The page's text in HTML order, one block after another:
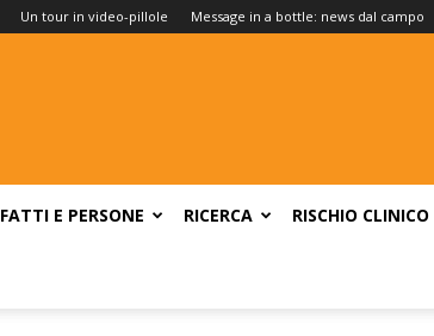
Un tour in video-pillole Message in a bottle: news dal campo
FATTI E PERSONE RICERCA RISCHIO CLINICO